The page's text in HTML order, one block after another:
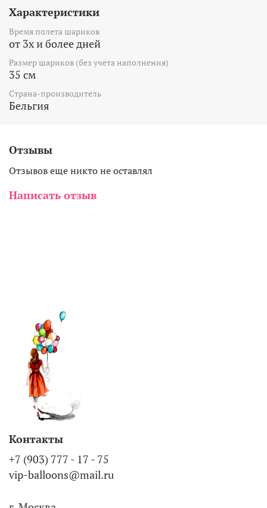
Характеристики
Время полета шариков
от 3х и более дней
Размер шариков (без учёта наполнения)
35 см
Страна-производитель
Бельгия
Отзывы
Отзывов еще никто не оставлял
Написать отзыв
Контакты
+7 (903) 777 - 17 - 75
vip-balloons@mail.ru